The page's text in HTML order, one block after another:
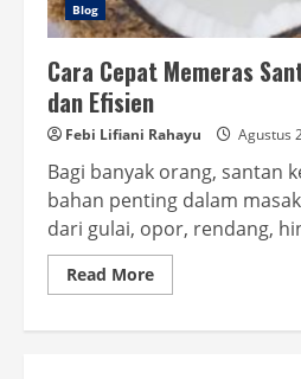
Blog
Cara Cepat Memeras
dan Efisien
Febi Lifiani Rahayu Agustus
Bagi banyak orang, santan
bahan penting dalam
dari gulai, opor, rendang,
Read MoreRead
more